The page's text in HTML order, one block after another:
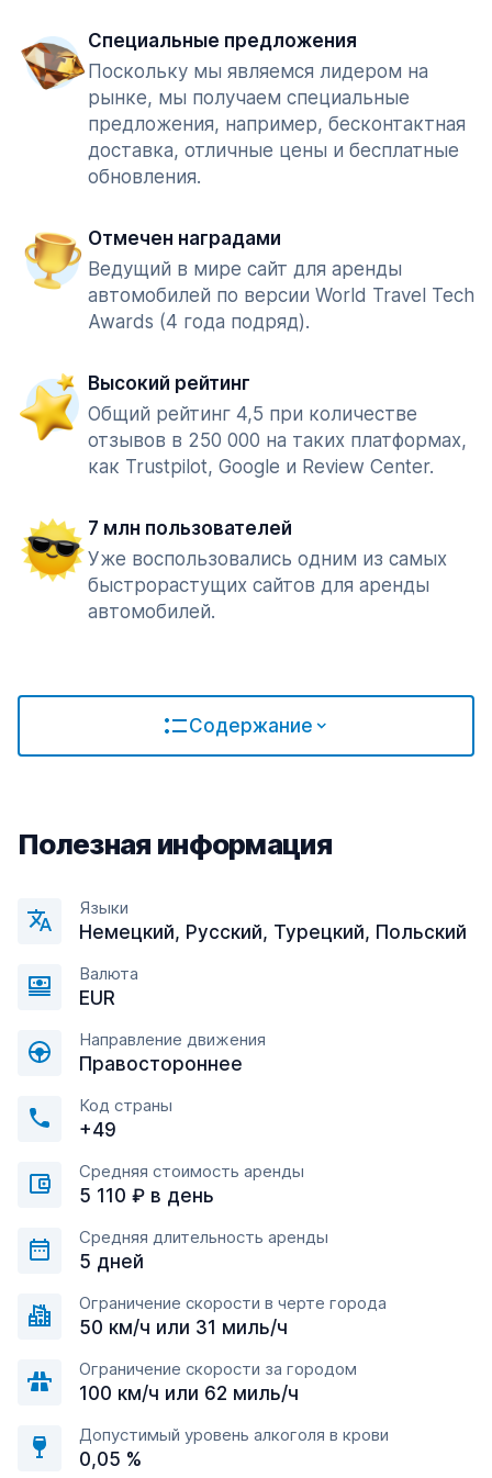
Специальные предложения
Поскольку мы являемся лидером на
рынке, мы получаем специальные
предложения, например, бесконтактная
доставка, отличные цены и бесплатные
обновления.
Отмечен наградами
Ведущий в мире сайт для аренды
автомобилей по версии World Travel Tech
Awards (4 года подряд).
Высокий рейтинг
Общий рейтинг 4,5 при количестве
отзывов в 250 000 на таких платформах,
как Trustpilot, Google и Review Center.
7 млн пользователей
Уже воспользовались одним из самых
быстрорастущих сайтов для аренды
автомобилей.
Содержание
Полезная информация
Языки
Немецкий, Русский, Турецкий, Польский
Валюта
EUR
Направление движения
Правостороннее
Код страны
+49
Средняя стоимость аренды
5 110 ₽ в день
Средняя длительность аренды
5 дней
Ограничение скорости в черте города
50 км/ч или 31 миль/ч
Ограничение скорости за городом
100 км/ч или 62 миль/ч
Допустимый уровень алкоголя в крови
0,05 %